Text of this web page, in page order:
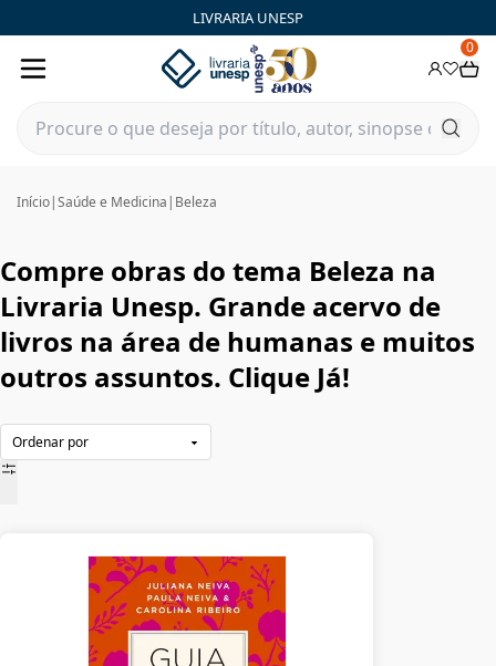
LIVRARIA UNESP
0
Início|Saúde e Medicina | Beleza
Compre obras do tema Beleza na
Livraria Unesp. Grande acervo de
livros na área de humanas e muitos
outros assuntos. Clique Já!
Beleza|Livraria Unesp | FastStore PLP